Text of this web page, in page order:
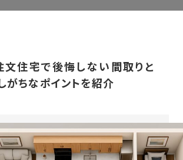
住宅で後悔しない間取りと
がちなポイントを紹介